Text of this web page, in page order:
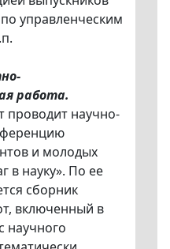
управленческим
работа.
проводит научно-
и молодых
в науку». По ее
сборник
включенный в
научного